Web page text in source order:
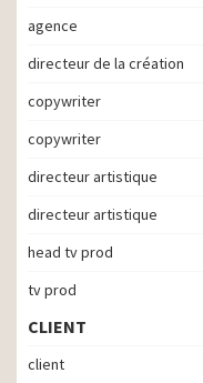
agence
directeur de la création
copywriter
copywriter
directeur artistique
directeur artistique
head tv prod
tv prod
CLIENT
client